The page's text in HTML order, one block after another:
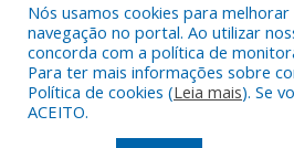
Todos os direitos reservados a
Moz.
Nós usamos cookies para
navegação no portal. Ao utilizar
concorda com a política de
Para ter mais informações sobre
Política de cookies (Leia mais). Se
ACEITO.